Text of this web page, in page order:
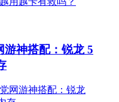
游神搭配：锐龙 5